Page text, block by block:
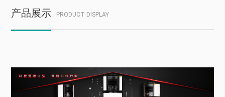
产品展示 PRODUCT DISPLAY